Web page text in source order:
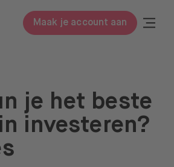
meer met je geld NL
Maak je account aan
je het beste
investeren?
Close